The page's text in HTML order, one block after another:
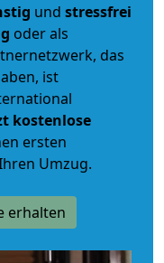
und stressfrei
oder als
das
ist
kostenlose
ersten
Umzug.
erhalten